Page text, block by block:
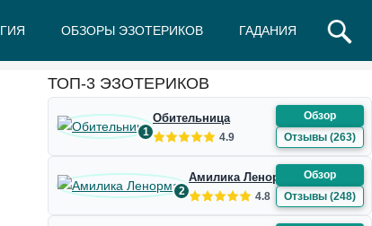
ОБЗОРЫ ЭЗОТЕРИКОВ ГАДАНИЯ
ТОП-3 ЭЗОТЕРИКОВ
1
Обительница
4.9
Обзор
Отзывы (263)
2
Амилика Ленорман
4.8
Обзор
Отзывы (248)